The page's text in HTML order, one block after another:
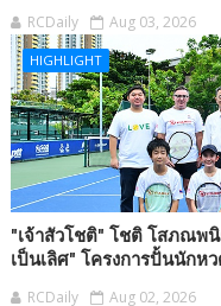
RCDaily Aug 03, 2026
HIGHLIGHT
"เจ้าสัวโชติ" โชติ โสภณพ
เป็นเลิศ" โครงการปั้นนักห
RCDaily Aug 02, 2026